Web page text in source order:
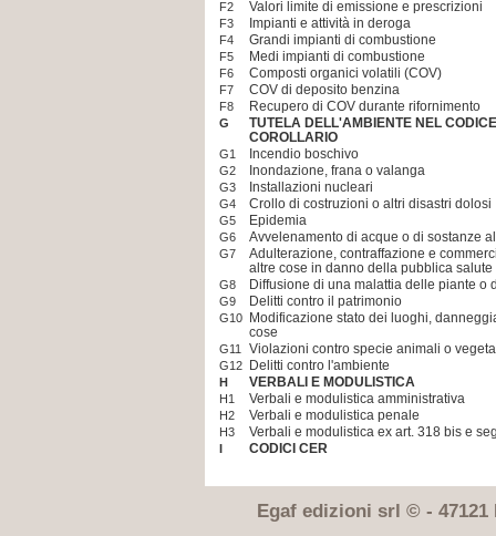
F2 Valori limite di emissione e prescrizioni
F3 Impianti e attività in deroga
F4 Grandi impianti di combustione
F5 Medi impianti di combustione
F6 Composti organici volatili (COV)
F7 COV di deposito benzina
F8 Recupero di COV durante rifornimento
G
TUTELA DELL'AMBIENTE NEL
COROLLARIO
G1 Incendio boschivo
G2 Inondazione, frana o valanga
G3 Installazioni nucleari
G4 Crollo di costruzioni o altri disastri dolosi
G5 Epidemia
G6 Avvelenamento di acque o di sostanze
G7
Adulterazione, contraffazione e
altre cose in danno della pubblica salute
G8 Diffusione di una malattia delle piante o
G9 Delitti contro il patrimonio
G10
Modificazione stato dei luoghi,
cose
G11 Violazioni contro specie animali o
G12 Delitti contro l'ambiente
H VERBALI E MODULISTICA
H1 Verbali e modulistica amministrativa
H2 Verbali e modulistica penale
H3 Verbali e modulistica ex art. 318 bis e
I CODICI CER
Egaf edizioni srl © - 47121